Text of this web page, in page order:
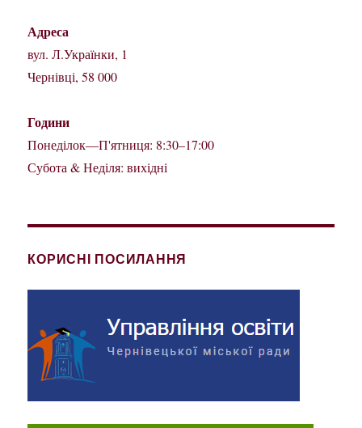
Адреса
вул. Л.Українки, 1
Чернівці, 58 000
Години
Понеділок—П'ятниця: 8:30–17:00
Субота & Неділя: вихідні
КОРИСНІ ПОСИЛАННЯ